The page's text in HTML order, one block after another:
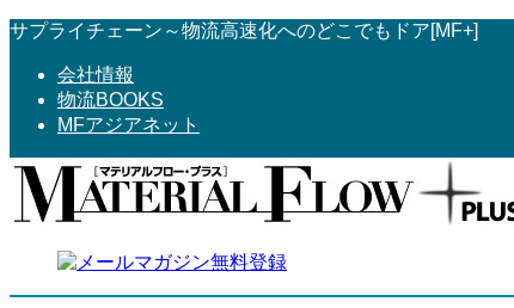
コ
へ
ス
ナ
ョ
ン
サプライチェーン～物流高速化へのどこでもドア[MF+]
会社情報
物流BOOKS
MFアジアネット